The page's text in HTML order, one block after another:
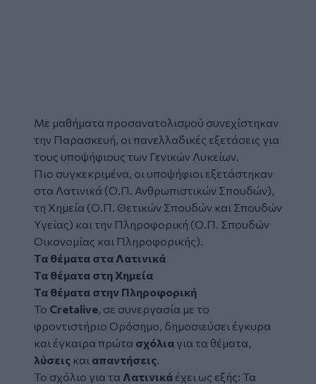
Με μαθήματα προσανατολισμού συνεχίστηκαν
την Παρασκευή, οι πανελλαδικές εξετάσεις για
τους υποψήφιους των Γενικών Λυκείων.
Πιο συγκεκριμένα, οι υποψήφιοι εξετάστηκαν
στα Λατινικά (Ο.Π. Ανθρωπιστικών Σπουδών),
τη Χημεία (Ο.Π. Θετικών Σπουδών και Σπουδών
Υγείας) και την Πληροφορική (Ο.Π. Σπουδών
Οικονομίας και Πληροφορικής).
Τα θέματα στα Λατινικά
Τα θέματα στη Χημεία
Τα θέματα στην Πληροφορική
Το Cretalive, σε συνεργασία με το
φροντιστήριο Ορόσημο, δημοσιεύσει έγκυρα
και έγκαιρα πρώτα σχόλια για τα θέματα,
λύσεις και απαντήσεις.
Το σχόλιο για τα Λατινικά έχει ως εξής: Τα